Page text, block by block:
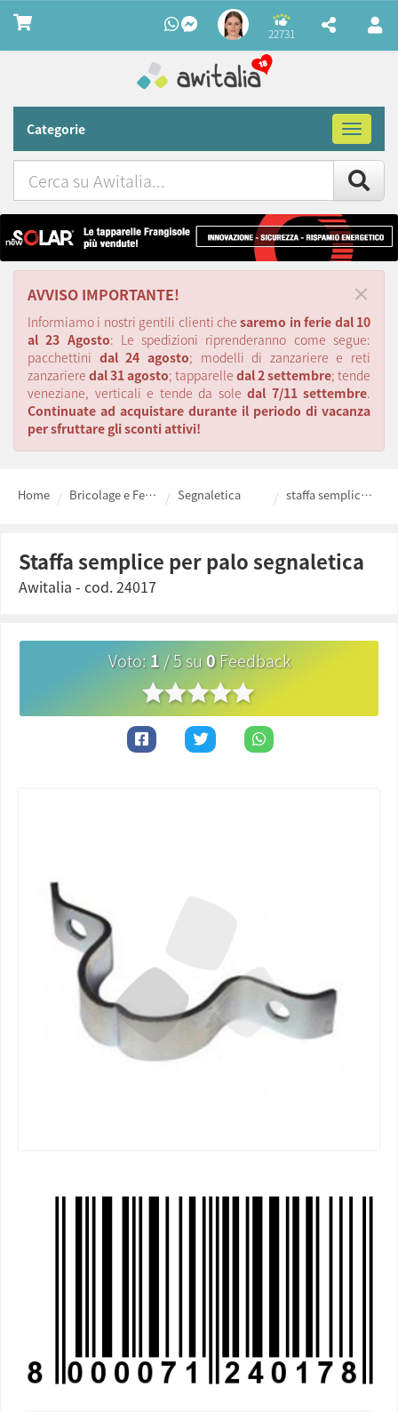
22731
Categorie
Toggle
Awitalia
×
AVVISO IMPORTANTE!
Informiamo i nostri gentili clienti chesaremo in ferie dal 10
al 23 Agosto: Le spedizioni riprenderanno come segue:
pacchettini dal 24 agosto; modelli di zanzariere e reti
zanzariere dal 31 agosto; tapparelle dal 2 settembre; tende
veneziane, verticali e tende da sole dal 7/11 settembre.
Continuate ad acquistare durante il periodo di vacanza
per sfruttare gli sconti attivi!
Home Bricolage e Ferramenta fai da te Segnaletica staffa semplice per palo segnaletica
staffa semplice per palo segnaletica
Awitalia - cod.24017
Voto: 1/5su 0Feedback